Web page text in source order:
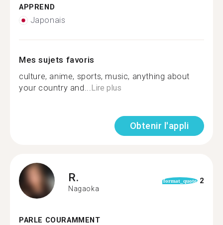
APPREND
Japonais
Mes sujets favoris
culture, anime, sports, music, anything about
your country and...Lire plus
Obtenir l'appli
R.
Nagaoka
format_quote 2
PARLE COURAMMENT